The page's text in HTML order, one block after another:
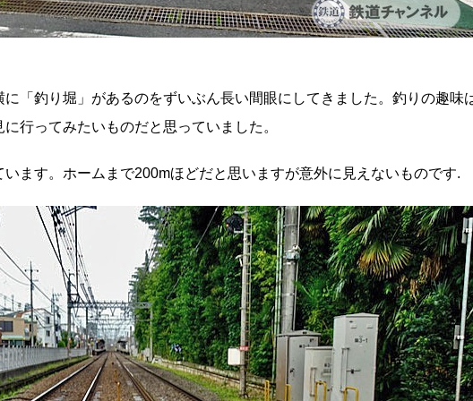
「釣り堀」があるのをずいぶん長い間眼にしてきました。釣りの趣味
行ってみたいものだと思っていました。
ます。ホームまで200mほどだと思いますが意外に見えないものです.